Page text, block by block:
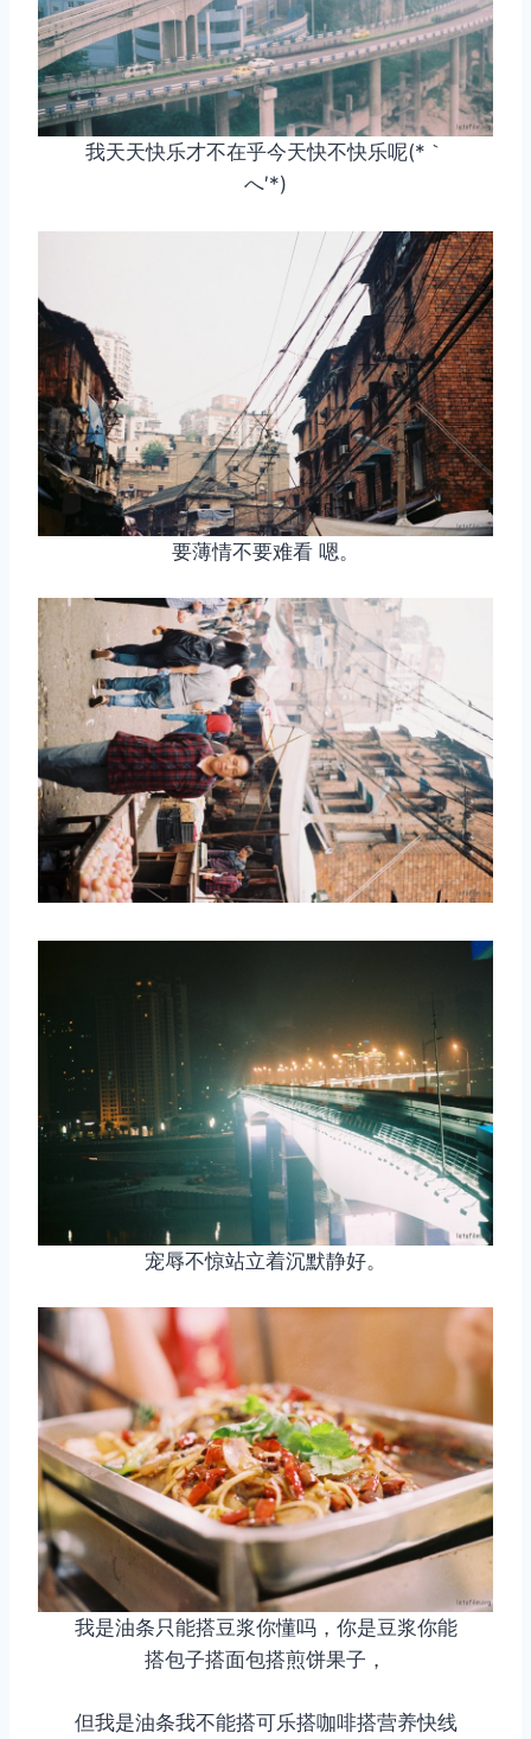
我天天快乐才不在乎今天快不快乐呢(*｀
へ′*)
要薄情不要难看 嗯。
宠辱不惊站立着沉默静好。
我是油条只能搭豆浆你懂吗，你是豆浆你能
搭包子搭面包搭煎饼果子，
但我是油条我不能搭可乐搭咖啡搭营养快线